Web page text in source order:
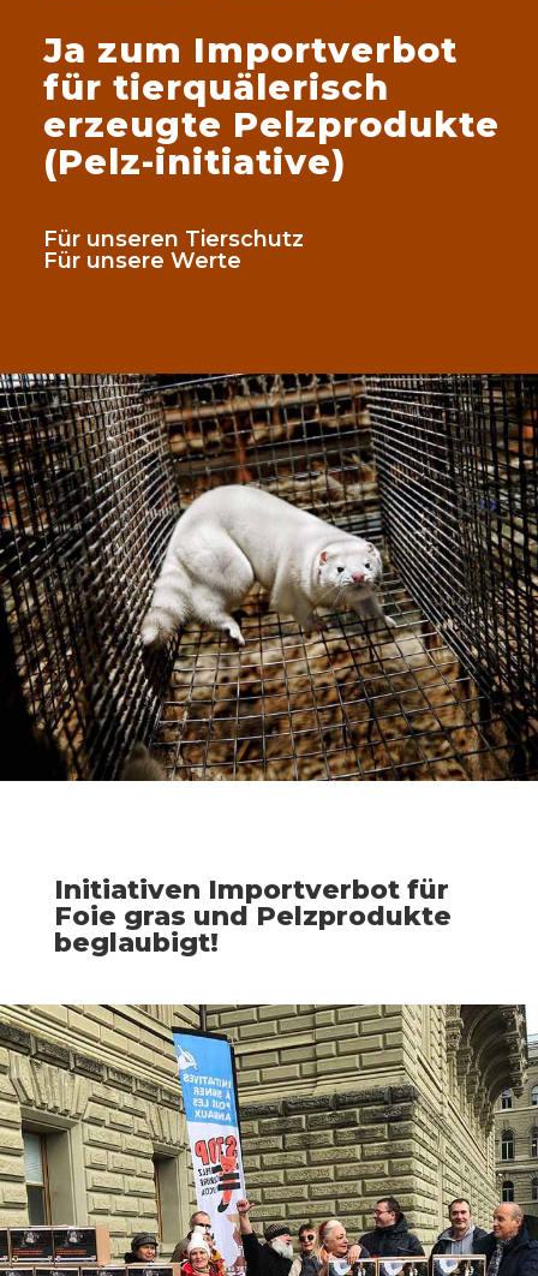
Ja zum Importverbot
für tierquälerisch
erzeugte Pelzprodukte
(Pelz-initiative)
Für unseren Tierschutz
Für unsere Werte
Initiativen Importverbot für
Foie gras und Pelzprodukte
beglaubigt!